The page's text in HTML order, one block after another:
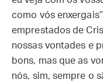
como vós
emprestados de
nossas vontades e
bons, mas que as
nós, sim, sempre o